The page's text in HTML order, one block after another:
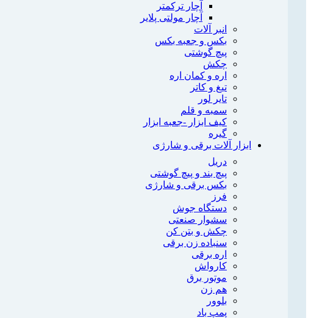
آچار ترکمتر
آچار مولتی پلایر
انبر آلات
بکس و جعبه بکس
پیچ گوشتی
چکش
اره و کمان اره
تیغ و کاتر
تایر لور
سمبه و قلم
کیف ابزار -جعبه ابزار
گیره
ابزار آلات برقی و شارژی
دریل
پیچ بند و پیچ گوشتی
بکس برقی و شارژی
فرز
دستگاه جوش
سشوار صنعتی
چکش و بتن کن
سنباده زن برقی
اره برقی
کارواش
موتور برق
هم زن
بلوور
پمپ باد